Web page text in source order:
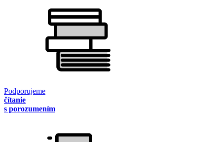
Podporujeme
čítanie
s porozumením